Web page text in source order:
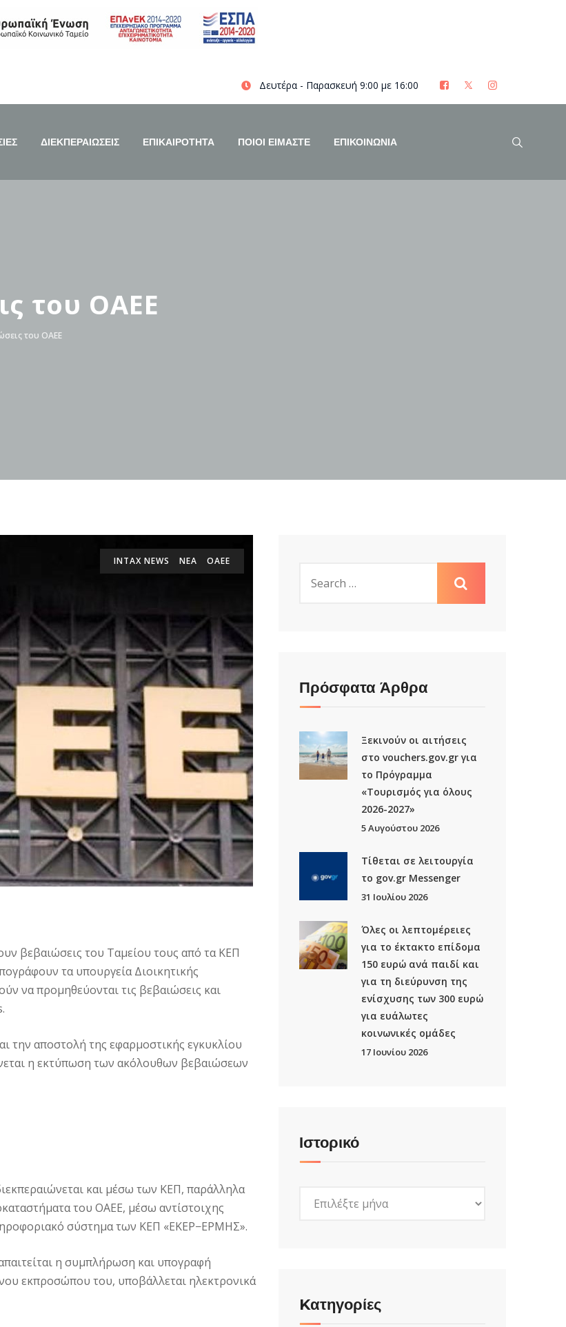
Δευτέρα - Παρασκευή 9:00 με 16:00
ΔΙΕΚΠΕΡΑΙΩΣΕΙΣ ΕΠΙΚΑΙΡΟΤΗΤΑ ΠΟΙΟΊ ΕΊΜΑΣΤΕ ΕΠΙΚΟΙΝΩΝΙΑ
του ΟΑΕΕ
του ΟΑΕΕ
INTAX NEWS ΝΕΑ ΟΑΕΕ
βεβαιώσεις του Ταμείου τους από τα ΚΕΠ
τα υπουργεία Διοικητικής
να προμηθεύονται τις βεβαιώσεις και
την αποστολή της εφαρμοστικής εγκυκλίου
η εκτύπωση των ακόλουθων βεβαιώσεων
και μέσω των ΚΕΠ, παράλληλα
του ΟΑΕΕ, μέσω αντίστοιχης
σύστημα των ΚΕΠ «ΕΚΕΡ−ΕΡΜΗΣ».
η συμπλήρωση και υπογραφή
εκπροσώπου του, υποβάλλεται ηλεκτρονικά
Πρόσφατα Άρθρα
Ξεκινούν οι αιτήσεις
στο vouchers.gov.gr για
το Πρόγραμμα
«Τουρισμός για όλους
2026-2027»
5 Αυγούστου 2026
Τίθεται σε λειτουργία
το gov.gr Μessenger
31 Ιουλίου 2026
Όλες οι λεπτομέρειες
για το έκτακτο επίδομα
150 ευρώ ανά παιδί και
για τη διεύρυνση της
ενίσχυσης των 300 ευρώ
για ευάλωτες
κοινωνικές ομάδες
17 Ιουνίου 2026
Ιστορικό
Kατηγορίες